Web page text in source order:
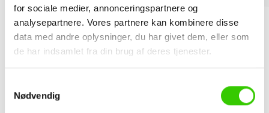
for sociale medier, annonceringspartnere og
analysepartnere. Vores partnere kan kombinere disse
data med andre oplysninger, du har givet dem, eller som
de har indsamlet fra din brug af deres tjenester.
Nødvendig
Ved nybyggeri
Når der opføres skalmur ved eksisterende facade
Kontakt os